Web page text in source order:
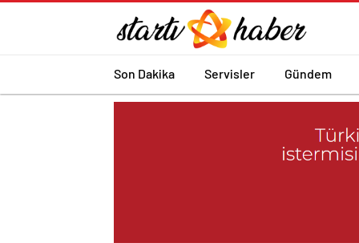
Son Dakika Servisler Gündem